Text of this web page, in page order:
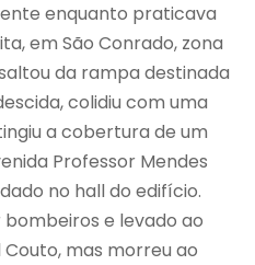
enquanto praticava
em São Conrado, zona
da rampa destinada
colidiu com uma
a cobertura de um
Professor Mendes
no hall do edifício.
e levado ao
mas morreu ao